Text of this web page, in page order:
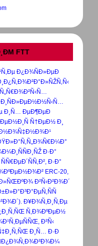
FTT
Ð¿Ð¾ÑÐ»ÐµÐ
Ð¸Ñ… ÐµÐ¶ÐµÐ
Ñ†ÐµÐ½ Ð¸
Ð·Ð°
Ð·Ð°
ERC-20,
Ð²Ñ‹Ð²Ð¾Ð´
Ð¥Ð¾Ñ‚Ð¸Ñ‚Ðµ
Ñ‚Ð¾ÐºÐµÐ½
Ð²Ñ‹
Ð¸Ñ… Ð·Ð